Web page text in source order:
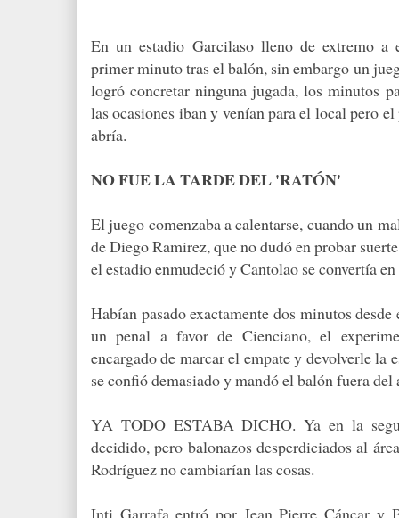
En un estadio Garcilaso lleno de extremo a
primer minuto tras el balón, sin embargo un
logró concretar ninguna jugada, los minutos
las ocasiones iban y venían para el local pero
abría.
NO FUE LA TARDE DEL 'RATÓN'
El juego comenzaba a calentarse, cuando un
de Diego Ramirez, que no dudó en probar
el estadio enmudeció y Cantolao se convertía
Habían pasado exactamente dos minutos
un penal a favor de Cienciano, el
encargado de marcar el empate y devolverle la
se confió demasiado y mandó el balón fuera del
YA TODO ESTABA DICHO. Ya en la
decidido, pero balonazos desperdiciados al
Rodríguez no cambiarían las cosas.
Inti Garrafa entró por Jean Pierre Cáncar y